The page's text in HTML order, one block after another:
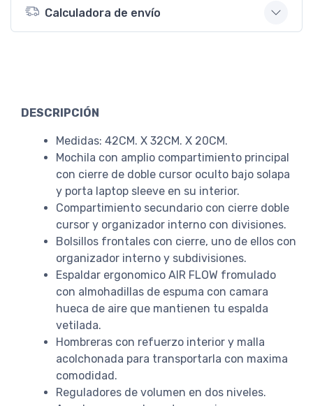
Calculadora de envío
DESCRIPCIÓN
Medidas: 42CM. X 32CM. X 20CM.
Mochila con amplio compartimiento principal
con cierre de doble cursor oculto bajo solapa
y porta laptop sleeve en su interior.
Compartimiento secundario con cierre doble
cursor y organizador interno con divisiones.
Bolsillos frontales con cierre, uno de ellos con
organizador interno y subdivisiones.
Espaldar ergonomico AIR FLOW fromulado
con almohadillas de espuma con camara
hueca de aire que mantienen tu espalda
vetilada.
Hombreras con refuerzo interior y malla
acolchonada para transportarla con maxima
comodidad.
Reguladores de volumen en dos niveles.